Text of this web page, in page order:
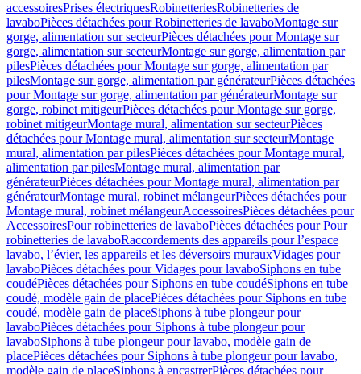
accessoiresPrises électriquesRobinetteriesRobinetteries de
lavaboPièces détachées pour Robinetteries de lavaboMontage sur
gorge, alimentation sur secteurPièces détachées pour Montage sur
gorge, alimentation sur secteurMontage sur gorge, alimentation par
pilesPièces détachées pour Montage sur gorge, alimentation par
pilesMontage sur gorge, alimentation par générateurPièces détachées
pour Montage sur gorge, alimentation par générateurMontage sur
gorge, robinet mitigeurPièces détachées pour Montage sur gorge,
robinet mitigeurMontage mural, alimentation sur secteurPièces
détachées pour Montage mural, alimentation sur secteurMontage
mural, alimentation par pilesPièces détachées pour Montage mural,
alimentation par pilesMontage mural, alimentation par
générateurPièces détachées pour Montage mural, alimentation par
générateurMontage mural, robinet mélangeurPièces détachées pour
Montage mural, robinet mélangeurAccessoiresPièces détachées pour
AccessoiresPour robinetteries de lavaboPièces détachées pour Pour
robinetteries de lavaboRaccordements des appareils pour l’espace
lavabo, l’évier, les appareils et les déversoirs murauxVidages pour
lavaboPièces détachées pour Vidages pour lavaboSiphons en tube
coudéPièces détachées pour Siphons en tube coudéSiphons en tube
coudé, modèle gain de placePièces détachées pour Siphons en tube
coudé, modèle gain de placeSiphons à tube plongeur pour
lavaboPièces détachées pour Siphons à tube plongeur pour
lavaboSiphons à tube plongeur pour lavabo, modèle gain de
placePièces détachées pour Siphons à tube plongeur pour lavabo,
modèle gain de placeSiphons à encastrerPièces détachées pour